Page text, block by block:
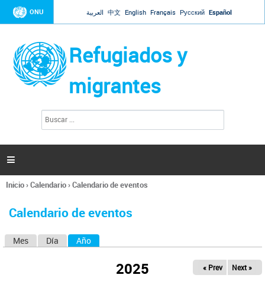
Jump to navigation
ONU العربية 中文 English Français Русский Español
Refugiados y
migrantes
l
s

Se
usted
Inicio›Calendario›Calendario de eventos
Calendario de eventos
Mes Día Año
2025 « Prev Next »